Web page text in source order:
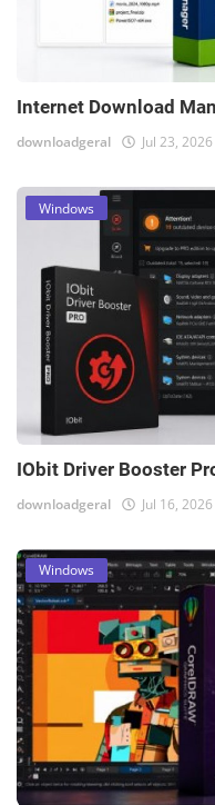
Internet Download
downloadgeral Jul 23, 2026
Windows
IObit Driver Booster
downloadgeral Jul 16, 2026
Windows